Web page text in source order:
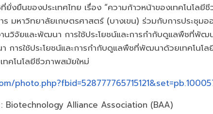
งยืนของประเทศไทย เรื่อง “ความก้าวหน้าของเทคโนโล
าวิทยาลัยเกษตรศาสตร์ (บางเขน) ร่วมกับการประชุมอ
นวิจัยและพัฒนา การใช้ประโยชน์และการกำกับดูแลพืชที่พั
ารใช้ประโยชน์และการกำกับดูแลพืชที่พัฒนาด้วยเทคโนโล
คโนโลยีชีวภาพสมัยใหม่
Alliance Association (BAA)